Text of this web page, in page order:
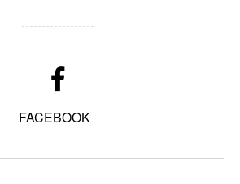
FACEBOOK